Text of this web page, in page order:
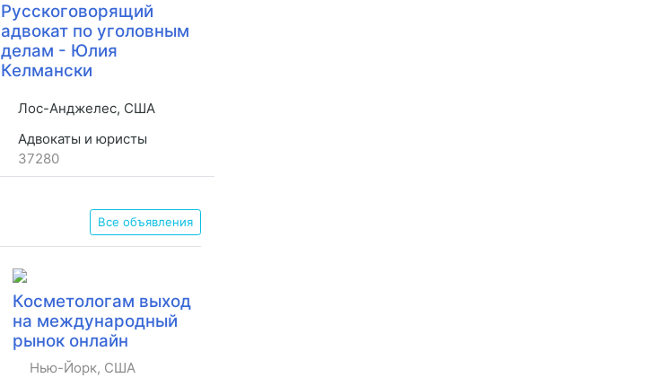
Русскоговорящий
адвокат по уголовным
делам - Юлия
Келмански
Лос-Анджелес, США
Адвокаты и юристы
37280
Все объявления
Косметологам выход
на международный
рынок онлайн
Нью-Йорк, США